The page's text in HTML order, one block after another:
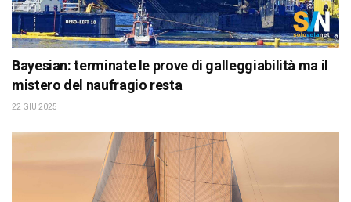
Bayesian: terminate le prove di galleggiabilità ma il
mistero del naufragio resta
22 GIU 2025